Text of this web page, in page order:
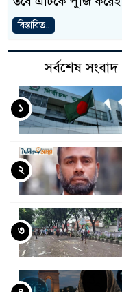
বিস্তারিত..
সর্বশেষ সংবাদ
১
২
৩